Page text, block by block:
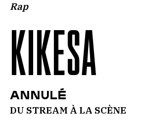
Rap
KIKESA
ANNULÉ
DU STREAM À LA SCÈNE